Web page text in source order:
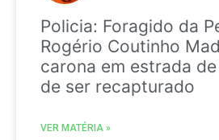
Policia: Foragido da
Rogério Coutinho
carona em estrada
de ser recapturado
VER MATÉRIA »